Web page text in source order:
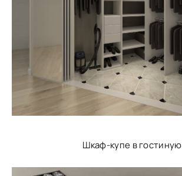
Шкаф-купе в гостиную